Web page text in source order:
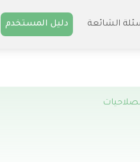
الشائعة دليل المستخدم